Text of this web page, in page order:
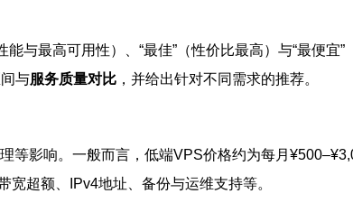
能与最高可用性）、“最佳”（性价比最高）与“最便
与服务质量对比 ，并给出针对不同需求的推荐。
等影响。一般而言，低端VPS价格约为每月
超额、IPv4地址、备份与运维支持等。